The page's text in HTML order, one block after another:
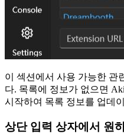
이 섹션에서 사용 가능한 관
다. 목록에 정보가 없으면
시작하여 목록 정보를 업데
상단 입력 상자에서 원